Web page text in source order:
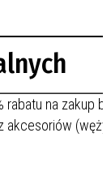
rabatu na zakup
akcesoriów